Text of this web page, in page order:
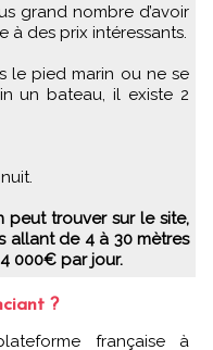
grand nombre d’avoir
à des prix intéressants.
le pied marin ou ne se
un bateau, il existe 2
trouver sur le site,
allant de 4 à 30 mètres
000€ par jour.
?